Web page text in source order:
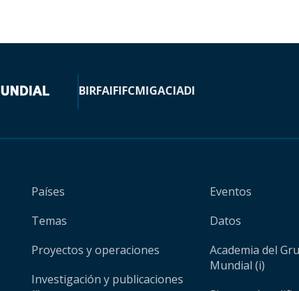
BIRFAIFIFCMIGACIADI
Países
Temas
Proyectos y operaciones
Investigación y publicaciones
Eventos
Datos
Academia del
Mundial (i)